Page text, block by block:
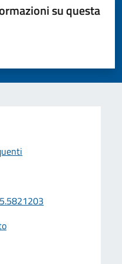
su questa
5